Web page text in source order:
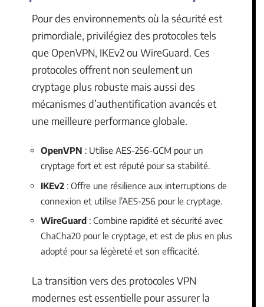
Pour des environnements où la sécurité est
primordiale, privilégiez des protocoles tels
que OpenVPN, IKEv2 ou WireGuard. Ces
protocoles offrent non seulement un
cryptage plus robuste mais aussi des
mécanismes d’authentification avancés et
une meilleure performance globale.
OpenVPN : Utilise AES-256-GCM pour un
cryptage fort et est réputé pour sa stabilité.
IKEv2 : Offre une résilience aux interruptions de
connexion et utilise l’AES-256 pour le cryptage.
WireGuard : Combine rapidité et sécurité avec
ChaCha20 pour le cryptage, et est de plus en plus
adopté pour sa légèreté et son efficacité.
La transition vers des protocoles VPN
modernes est essentielle pour assurer la